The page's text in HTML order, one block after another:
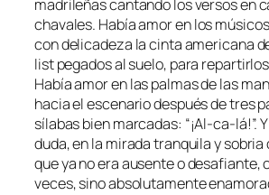
madrileñas cantando los versos en
chavales. Había amor en los
con delicadeza la cinta americana
listpegados al suelo, para
Había amor en las palmas de las
hacia el escenario después de tres
sílabas bien marcadas: “¡Al-ca-lá!”.
duda, en la mirada tranquila y sobria
que ya no era ausente o desafiante,
veces, sino absolutamente